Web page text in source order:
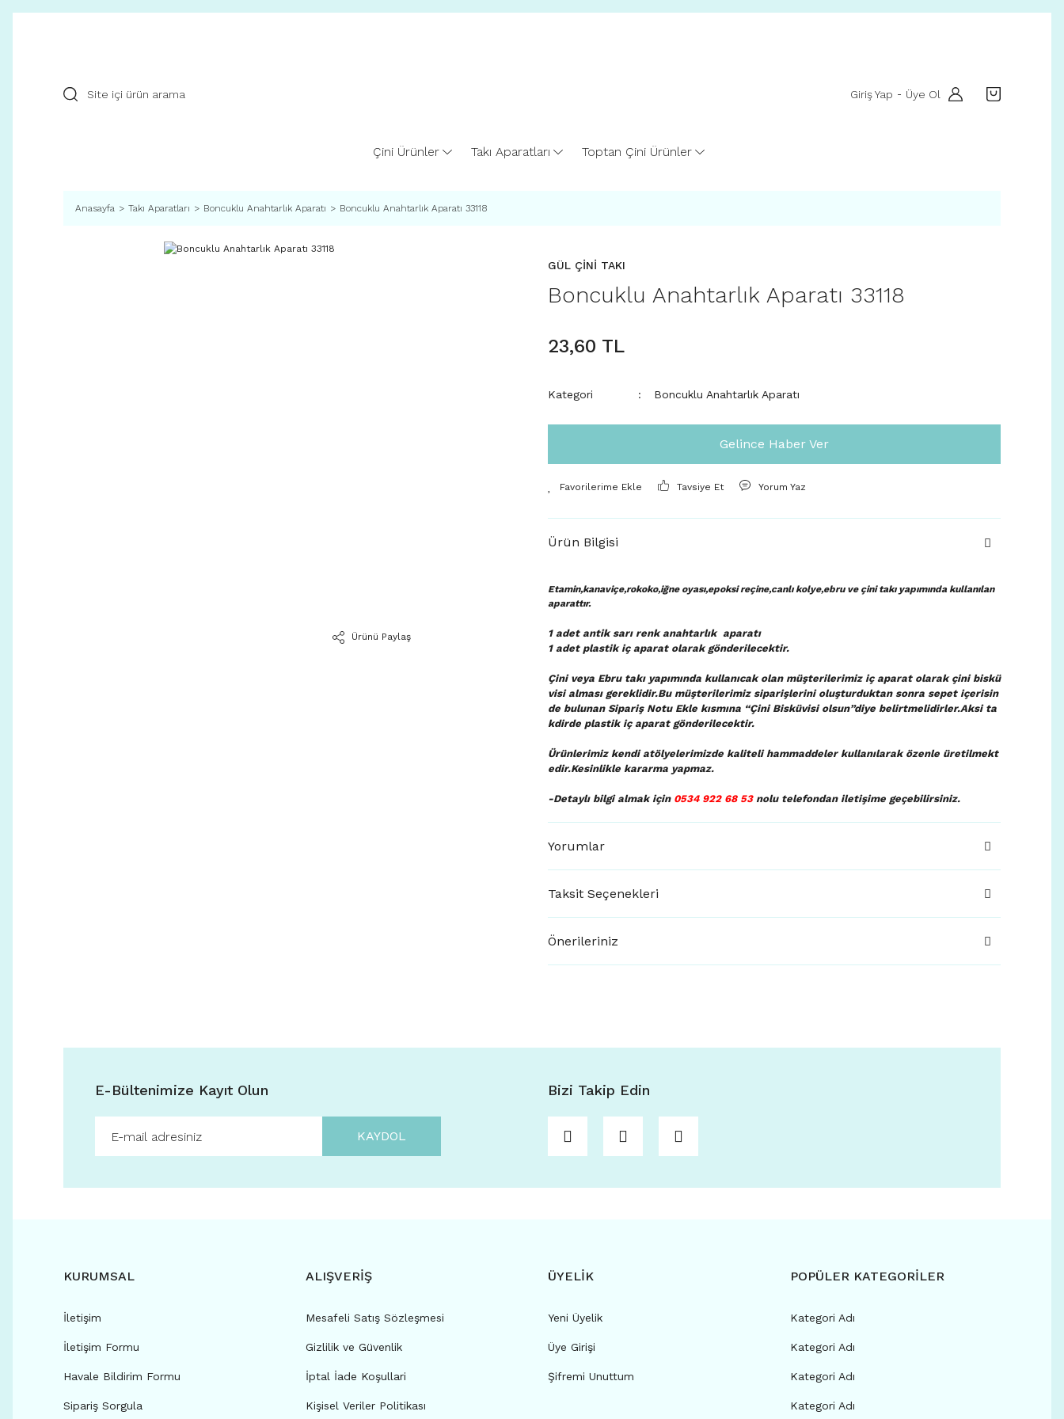
Giriş Yap - Üye Ol
Çini Ürünler Takı Aparatları Toptan Çini Ürünler
Anasayfa Takı Aparatları Boncuklu Anahtarlık Aparatı Boncuklu Anahtarlık Aparatı 33118
Ürünü Paylaş
GÜL ÇİNİ TAKI
Boncuklu Anahtarlık Aparatı 33118
23,60 TL
Kategori Boncuklu Anahtarlık Aparatı
Gelince Haber Ver
Tavsiye Et Yorum Yaz
Ürün Bilgisi
Etamin,kanaviçe,rokoko,iğne oyası,epoksi reçine,canlı kolye,ebru ve çini takı yapımında kullanılan
aparattır.
1 adet antik sarı renk anahtarlık aparatı
1 adet plastik iç aparat olarak gönderilecektir.
Çini veya Ebru takı yapımında kullanıcak olan müşterilerimiz iç aparat olarak çini biskü
visi alması gereklidir.Bu müşterilerimiz siparişlerini oluşturduktan sonra sepet içerisin
de bulunan Sipariş Notu Ekle kısmına “Çini Bisküvisi olsun”diye belirtmelidirler.Aksi ta
kdirde plastik iç aparat gönderilecektir.
Ürünlerimiz kendi atölyelerimizde kaliteli hammaddeler kullanılarak özenle üretilmekt
edir.Kesinlikle kararma yapmaz.
-Detaylı bilgi almak için 0534 922 68 53nolu telefondan iletişime geçebilirsiniz.
Yorumlar
Taksit Seçenekleri
Önerileriniz
E-Bültenimize Kayıt Olun
KAYDOL
Bizi Takip Edin
KURUMSAL
İletişim
İletişim Formu
Havale Bildirim Formu
Sipariş Sorgula
ALIŞVERİŞ
Mesafeli Satış Sözleşmesi
Gizlilik ve Güvenlik
İptal İade Koşullari
Kişisel Veriler Politikası
ÜYELİK
Yeni Üyelik
Üye Girişi
Şifremi Unuttum
POPÜLER KATEGORİLER
Kategori Adı
Kategori Adı
Kategori Adı
Kategori Adı